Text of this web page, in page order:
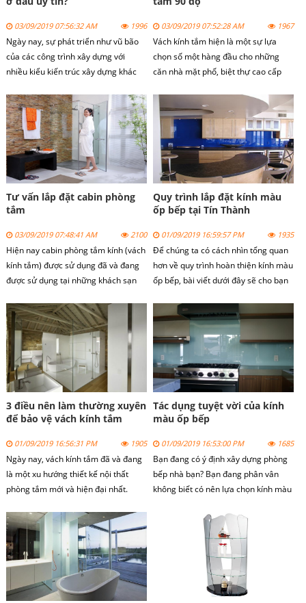
03/09/2019 07:56:32 AM 1996
Ngày nay, sự phát triển như vũ bão
của các công trình xây dựng với
nhiều kiểu kiến trúc xây dựng khác
Đi cùng với sự phát triển đó là sự
phát triển của các loại vật liệu xây
dựng đặc biệt là vách kính tắm.
03/09/2019 07:52:28 AM 1967
Vách kính tắm hiện là một sự lựa
chọn số một hàng đầu cho những
căn nhà mặt phố, biệt thự cao cấp
Tư vấn lắp đặt cabin phòng
tắm
03/09/2019 07:48:41 AM 2100
Hiện nay cabin phòng tắm kính (vách
kính tắm) được sử dụng đã và đang
được sử dụng tại những khách sạn
tầng hiện đại, những căn phòng nhà
tắm có diện tích nhỏ hẹp.
Quy trình lắp đặt kính màu
ốp bếp tại Tín Thành
01/09/2019 16:59:57 PM 1935
Để chúng ta có cách nhìn tổng quan
hơn về quy trình hoàn thiện kính màu
ốp bếp, bài viết dưới đây sẽ cho bạn
thi công, lên phương án xác định
được kính thước, lập bản vẽ, thi công
và lắp đặt kính bếp.
3 điều nên làm thường xuyên
để bảo vệ vách kính tắm
01/09/2019 16:56:31 PM 1905
Ngày nay, vách kính tắm đã và đang
là một xu hướng thiết kế nội thất
phòng tắm mới và hiện đại nhất.
cabin phòng tắm và vách ngăn
phòng tắm, do vậy trong quá trình sử
dụng vách kính tắm nên được bảo vệ
và chăm sóc kĩ càng.
Tác dụng tuyệt vời của kính
màu ốp bếp
01/09/2019 16:53:00 PM 1685
Bạn đang có ý định xây dựng phòng
bếp nhà bạn? Bạn đang phân vân
không biết có nên lựa chọn kính màu
bạn. Với vai trò là một chuyên gia
trong ngành, bài viết dưới đây sẽ
cung cấp cho bạn những gợi ý giúp
bạn giải quyết các thắc mắc trên.